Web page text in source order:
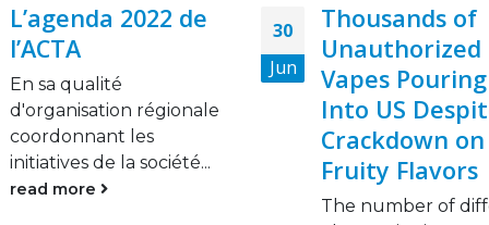
Thousands of
Unauthorized
Vapes Pouring
Into US Despite
Crackdown on
Fruity Flavors
11
Sep
CALL FOR
APPLICATIONS
The African Tobacco
Control Alliance
a pan-African non-
organization...
read more